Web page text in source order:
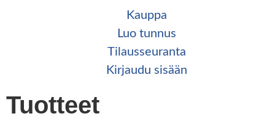
Kauppa
Luo tunnus
Tilaus­seuranta
Kirjaudu sisään
Tuotteet